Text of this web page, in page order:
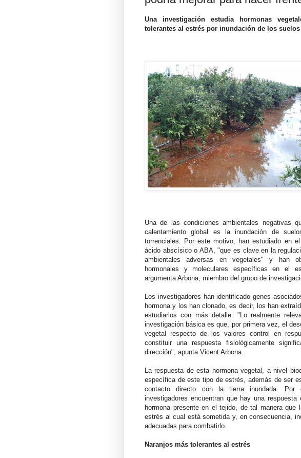
Una investigación estudia hormonas
tolerantes al estrés por inundación de los
Una de las condiciones ambientales negativas
calentamiento global es la inundación de
torrenciales. Por este motivo, han estudiado en
ácido abscísico o ABA, "que es clave en la
ambientales adversas en vegetales" y han
hormonales y moleculares específicas en el
argumenta Arbona, miembro del grupo de
Los investigadores han identificado genes
hormona y los han clonado, es decir, los han
estudiarlos con más detalle. "Lo realmente
investigación básica es que, por primera vez, el
vegetal respecto de los valores control en
constituir una respuesta fisiológicamente
dirección", apunta Vicent Arbona.
La respuesta de esta hormona vegetal, a nivel
específica de este tipo de estrés, además de ser
contacto directo con la tierra inundada.
investigadores encuentran que hay una
hormona presente en el tejido, de tal manera
estrés al cual está sometida y, en consecuencia,
adecuadas para combatirlo.
Naranjos más tolerantes al estrés